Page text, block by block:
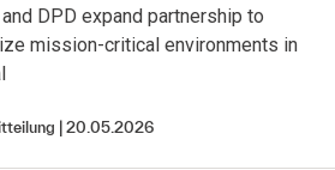
DPD expand partnership to
mission-critical environments in
20.05.2026